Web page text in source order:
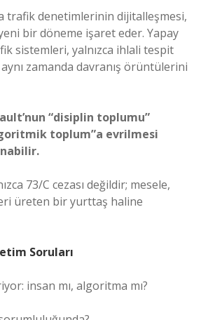
trafik denetimlerinin dijitalleşmesi,
bir döneme işaret eder. Yapay
sistemleri, yalnızca ihlali tespit
zamanda davranış örüntülerini
“disiplin toplumu”
toplum”a evrilmesi
73/C cezası değildir; mesele,
üreten bir yurttaş haline
Soruları
insan mı, algoritma mı?